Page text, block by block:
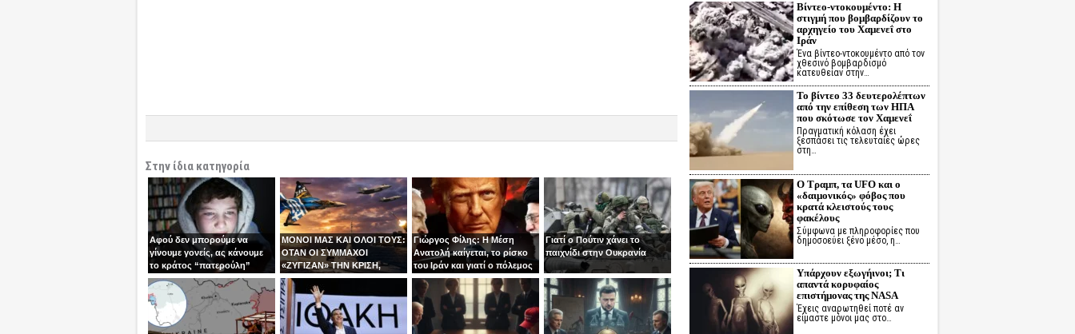
Στην ίδια κατηγορία
Αφού δεν μπορούμε να
γίνουμε γονείς, ας κάνουμε
το κράτος “πατερούλη”
ΜΟΝΟΙ ΜΑΣ ΚΑΙ ΟΛΟΙ ΤΟΥΣ:
ΟΤΑΝ ΟΙ ΣΥΜΜΑΧΟΙ
«ΖΥΓΙΖΑΝ» ΤΗΝ ΚΡΙΣΗ,
ΕΜΕΙΣ ΗΜΑΣΤΑΝ ΗΔΗ ΕΚΕΙ
Γιώργος Φίλης: Η Μέση
Ανατολή καίγεται, το ρίσκο
του Ιράν και γιατί ο πόλεμος
μας χτυπάει την πόρτα
Γιατί ο Πούτιν χάνει το
παιχνίδι στην Ουκρανία
Βίντεο-ντοκουμέντο: Η
στιγμή που βομβαρδίζουν το
αρχηγείο του Χαμενεΐ στο
Ιράν
Ένα βίντεο-ντοκουμέντο από τον
χθεσινό βομβαρδισμό
κατευθείαν στην…
Το βίντεο 33 δευτερολέπτων
από την επίθεση των ΗΠΑ
που σκότωσε τον Χαμενεΐ
Πραγματική κόλαση έχει
ξεσπάσει τις τελευταίες ώρες
στη…
Ο Τραμπ, τα UFO και ο
«δαιμονικός» φόβος που
κρατά κλειστούς τους
φακέλους
Σύμφωνα με πληροφορίες που
δημοσοεύει ξένο μέσο, η…
Υπάρχουν εξωγήινοι; Τι
απαντά κορυφαίος
επιστήμονας της NASA
Έχεις αναρωτηθεί ποτέ αν
είμαστε μόνοι μας στο…